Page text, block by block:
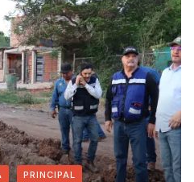
PRINCIPAL